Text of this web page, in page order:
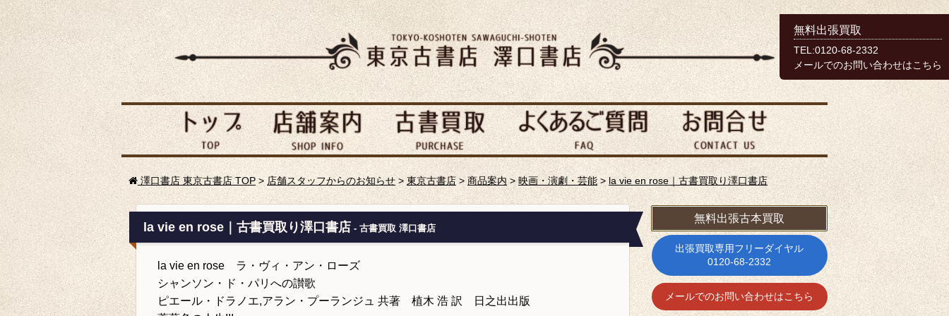
澤口書店 東京古書店 TOP > 店舗スタッフからのお知らせ >東京古書店> 商品案内>映画・演劇・芸能> la vie en rose｜古書買取り澤口書店
la vie en rose｜古書買取り澤口書店 - 古書買取 澤口書店
la vie en rose ラ・ヴィ・アン・ローズ
シャンソン・ド・パリへの讃歌
ピエール・ドラノエ,アラン・プーランジュ 共著 植木 浩 訳 日之出出版
無料出張古本買取
出張買取専用フリーダイヤル
0120-68-2332
メールでのお問い合わせはこちら
無料出張買取
TEL:0120-68-2332
メールでのお問い合わせはこちら